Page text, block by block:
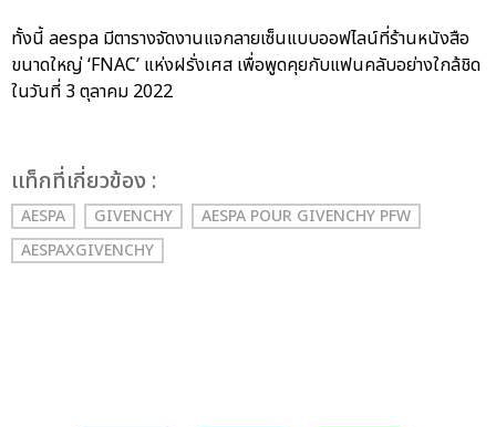
ทั้งนี้ aespa มีตารางจัดงานแจกลายเซ็นแบบออฟไลน์ที่ร้านหนังสือ
ขนาดใหญ่ ‘FNAC’ แห่งฝรั่งเศส เพื่อพูดคุยกับแฟนคลับอย่างใกล้ชิด
ในวันที่ 3 ตุลาคม 2022
เเท็กที่เกี่ยวข้อง :
AESPA GIVENCHY
AESPA POUR GIVENCHY PFW
AESPAXGIVENCHY